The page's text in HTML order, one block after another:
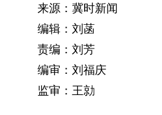
来源：冀时新闻
编辑：刘菡
责编：刘芳
编审：刘福庆
监审：王勍